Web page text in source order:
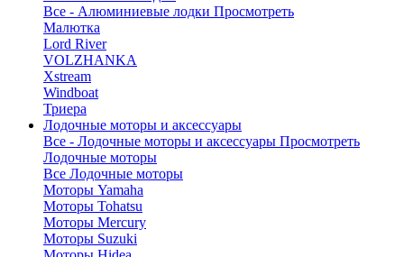
Все - Алюминиевые лодки Просмотреть
Малютка
Lord River
VOLZHANKA
Xstream
Windboat
Триера
Лодочные моторы и аксессуары
Все - Лодочные моторы и аксессуары Просмотреть
Лодочные моторы
Все Лодочные моторы
Моторы Yamaha
Моторы Tohatsu
Моторы Mercury
Моторы Suzuki